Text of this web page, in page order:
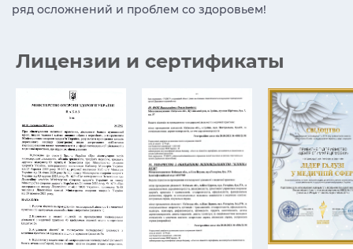
ряд осложнений и проблем со здоровьем!
Лицензии и сертификаты